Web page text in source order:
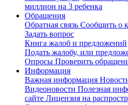
миллион на 3 ребенка
Обращения
Обратная связь Сообщить о
Задать вопрос
Книга жалоб и предложений
Подать жалобу, или
Опросы Проверить
Информация
Важная информация
Видеоновости Полезная
сайте Лицензия на